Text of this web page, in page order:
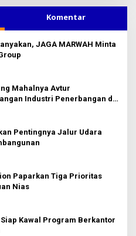
Komentar
JAGA MARWAH Minta
Mahalnya Avtur
Industri Penerbangan di
Pentingnya Jalur Udara
Paparkan Tiga Prioritas
Nias
Kawal Program Berkantor